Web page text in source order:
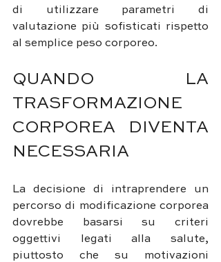
di utilizzare parametri di
valutazione più sofisticati rispetto
al semplice peso corporeo.
QUANDO LA
TRASFORMAZIONE
CORPOREA DIVENTA
NECESSARIA
La decisione di intraprendere un
percorso di modificazione corporea
dovrebbe basarsi su criteri
oggettivi legati alla salute,
piuttosto che su motivazioni